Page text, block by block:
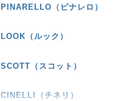
PINARELLO（ピナレロ）
LOOK（ルック）
SCOTT（スコット）
CINELLI（チネリ）